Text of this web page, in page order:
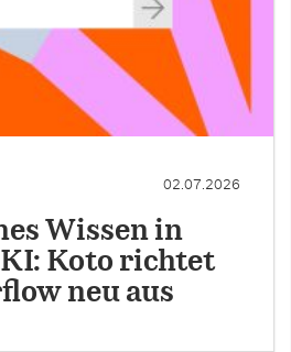
02.07.2026
Wissen in
Koto richtet
neu aus